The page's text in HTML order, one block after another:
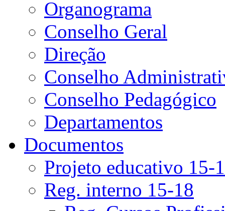
Organograma
Conselho Geral
Direção
Conselho
Conselho Pedagógico
Departamentos
Documentos
Projeto educativo 15-
Reg. interno 15-18